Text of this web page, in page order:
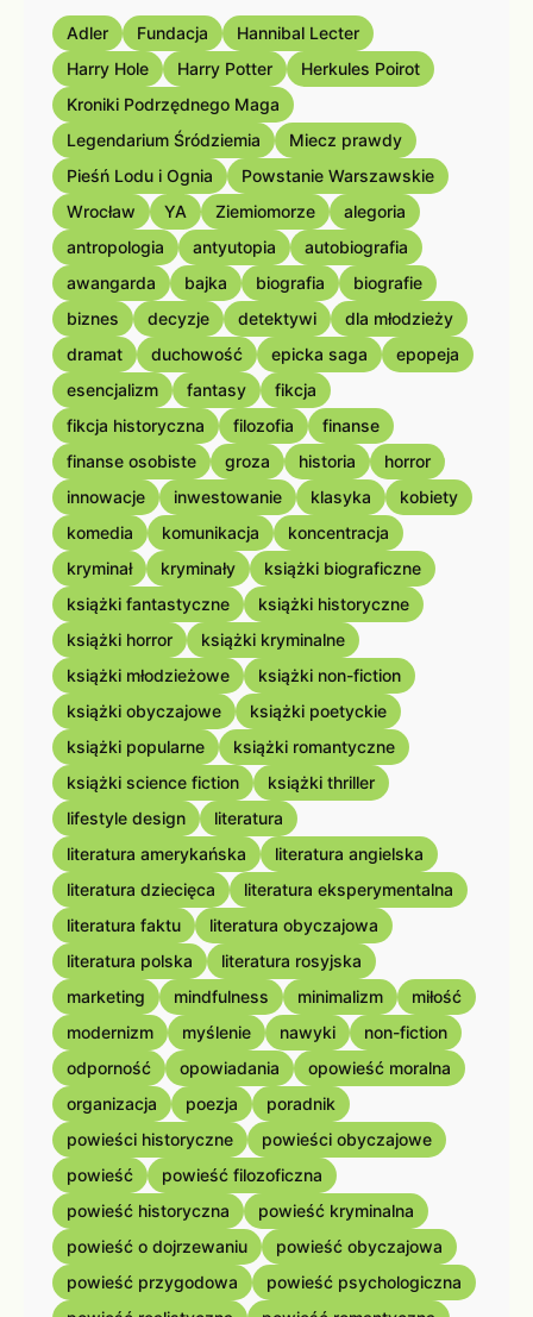
Adler Fundacja
Hannibal Lecter
Harry Hole
Harry Potter
Herkules Poirot
Kroniki Podrzędnego Maga
Legendarium Śródziemia
Miecz prawdy
Pieśń Lodu i Ognia
Powstanie Warszawskie
Wrocław
YA Ziemiomorze
alegoria
antropologia
antyutopia
autobiografia
awangarda
bajka biografia
biografie
biznes
decyzje detektywi
dla młodzieży
dramat
duchowość epicka saga
epopeja
esencjalizm
fantasy
fikcja
fikcja historyczna
filozofia
finanse
finanse osobiste
groza historia
horror
innowacje
inwestowanie klasyka
kobiety
komedia
komunikacja
koncentracja
kryminał
kryminały
książki biograficzne
książki fantastyczne
książki historyczne
książki horror
książki kryminalne
książki młodzieżowe
książki non-fiction
książki obyczajowe
książki poetyckie
książki popularne
książki romantyczne
książki science fiction
książki thriller
lifestyle design
literatura
literatura amerykańska
literatura angielska
literatura dziecięca
literatura eksperymentalna
literatura faktu
literatura obyczajowa
literatura polska
literatura rosyjska
marketing
mindfulness minimalizm
miłość
modernizm
myślenie nawyki
non-fiction
odporność
opowiadania
opowieść moralna
organizacja
poezja
poradnik
powieści historyczne
powieści obyczajowe
powieść
powieść filozoficzna
powieść historyczna
powieść kryminalna
powieść o dojrzewaniu
powieść obyczajowa
powieść przygodowa
powieść psychologiczna